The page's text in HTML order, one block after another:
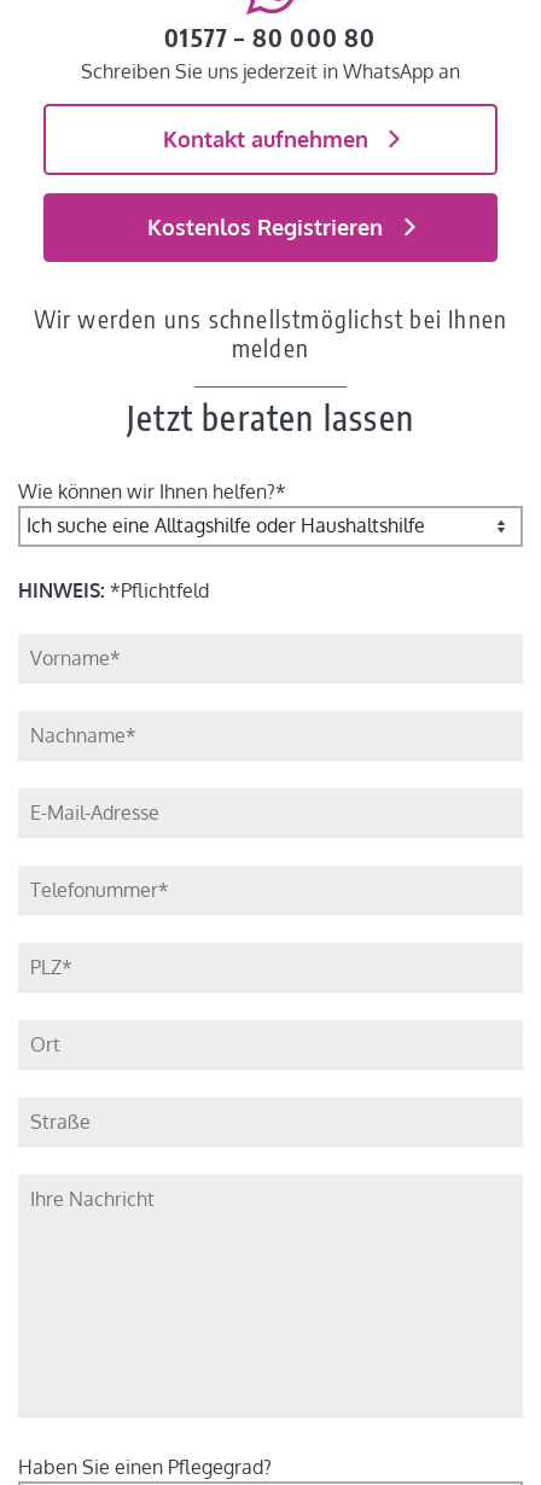
01577 – 80 000 80
Schreiben Sie uns jederzeit in WhatsApp an
Kontakt aufnehmen
Kostenlos Registrieren
Wir werden uns schnellstmöglichst bei Ihnen
melden
Jetzt beraten lassen
Wie können wir Ihnen helfen?*
HINWEIS: *Pflichtfeld
Haben Sie einen Pflegegrad?